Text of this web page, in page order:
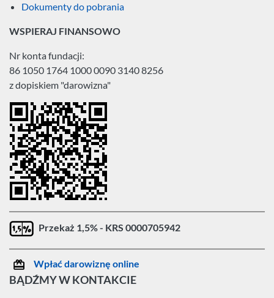
Dokumenty do pobrania
WSPIERAJ FINANSOWO
Nr konta fundacji:
86 1050 1764 1000 0090 3140 8256
z dopiskiem "darowizna"
Przekaż 1,5% - KRS 0000705942
Wpłać darowiznę online
BĄDŹMY W KONTAKCIE